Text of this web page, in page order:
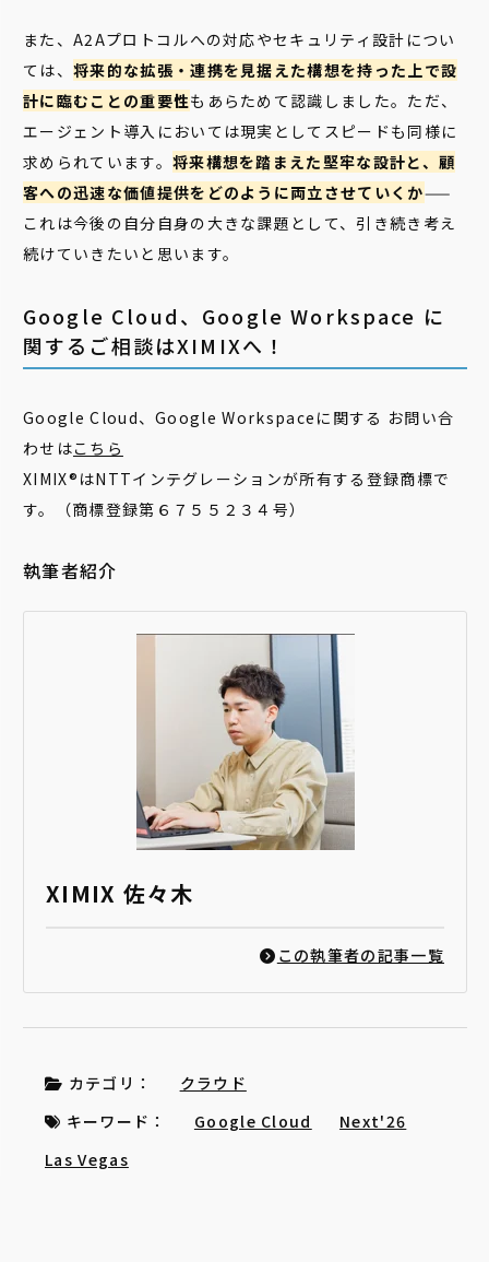
また、A2Aプロトコルへの対応やセキュリティ設計につい
ては、 将来的な拡張・連携を見据えた構想を持った上で設
計に臨むことの重要性もあらためて認識しました。ただ、
エージェント導入においては現実としてスピードも同様に
求められています。 将来構想を踏まえた堅牢な設計と、顧
客への迅速な価値提供をどのように両立させていくか——
これは今後の自分自身の大きな課題として、引き続き考え
続けていきたいと思います。
Google Cloud、Google Workspace に
関するご相談はXIMIXへ！
Google Cloud、Google Workspaceに関する お問い合
わせはこちら
XIMIX®はNTTインテグレーションが所有する登録商標で
す。（商標登録第６７５５２３４号）
執筆者紹介
XIMIX 佐々木
この執筆者の記事一覧
カテゴリ：
クラウド
キーワード：
Google Cloud
Next'26
Las Vegas